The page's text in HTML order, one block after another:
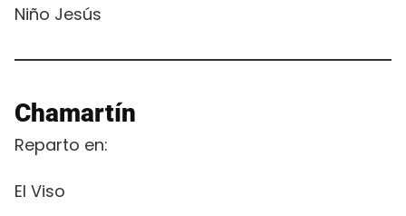
Niño Jesús
Chamartín
Reparto en:
El Viso